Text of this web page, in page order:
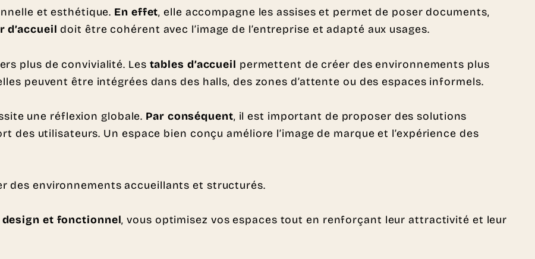
et esthétique. En effet, elle accompagne les assises et permet de poser documents,
d’accueil doit être cohérent avec l’image de l’entreprise et adapté aux usages.
plus de convivialité. Les tables d’accueil permettent de créer des environnements plus
peuvent être intégrées dans des halls, des zones d’attente ou des espaces informels.
une réflexion globale. Par conséquent, il est important de proposer des solutions
des utilisateurs. Un espace bien conçu améliore l’image de marque et l’expérience des
des environnements accueillants et structurés.
et fonctionnel, vous optimisez vos espaces tout en renforçant leur attractivité et leur